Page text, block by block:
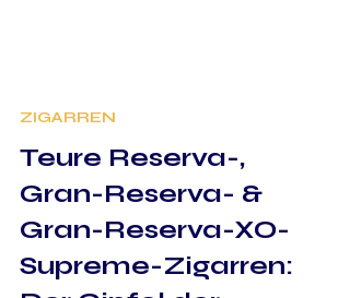
ZIGARREN
Teure Reserva-,
Gran-Reserva- &